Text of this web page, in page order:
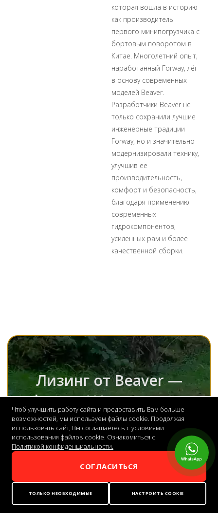
которая вошла в историю
как производитель
первого минипогрузчика с
бортовым поворотом в
Китае. Многолетний опыт,
наработанный Forway, лёг
в основу современных
моделей Beaver.
Разработчики Beaver не
только сохранили лучшие
инженерные традиции
Forway, но и значительно
модернизировали технику,
улучшив её
производительность,
комфорт и безопасность,
благодаря применению
современных
гидрокомпонентов,
усиленных рам и более
качественной сборки.
Лизинг от Beaver —
финанс! Удорожание
до 5%!
Чтоб улучшить работу сайта и предоставить Вам больше
возможностей, мы используем файлы cookie. Продолжая
использовать сайт, Вы соглашаетесь с условиями
использования файлов cookie. Ознакомиться с
Политикой конфиденциальности.
СОГЛАСИТЬСЯ
ТОЛЬКО НЕОБХОДИМЫЕ НАСТРОИТЬ COOKIE